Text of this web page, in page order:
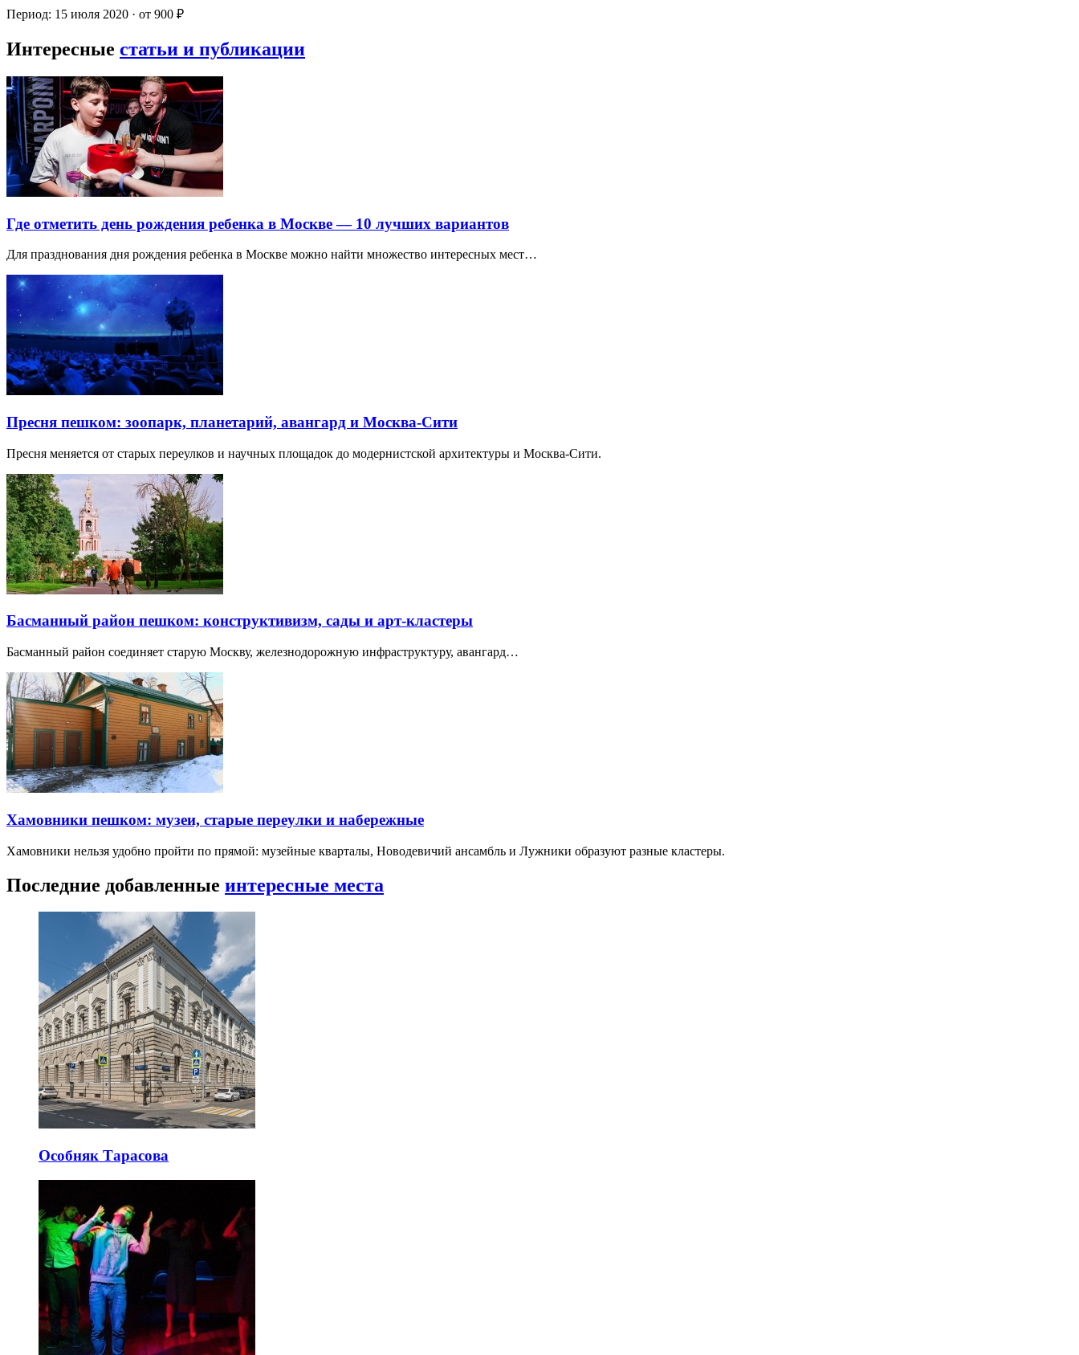
Период: 15 июля 2020 · от 900 ₽
Интересные статьи и публикации
Где отметить день рождения ребенка в Москве — 10 лучших вариантов
Для празднования дня рождения ребенка в Москве можно найти множество интересных мест…
Пресня пешком: зоопарк, планетарий, авангард и Москва-Сити
Пресня меняется от старых переулков и научных площадок до модернистской архитектуры и Москва-Сити.
Басманный район пешком: конструктивизм, сады и арт-кластеры
Басманный район соединяет старую Москву, железнодорожную инфраструктуру, авангард…
Хамовники пешком: музеи, старые переулки и набережные
Хамовники нельзя удобно пройти по прямой: музейные кварталы, Новодевичий ансамбль и Лужники образуют разные кластеры.
Последние добавленные интересные места
Особняк Тарасова